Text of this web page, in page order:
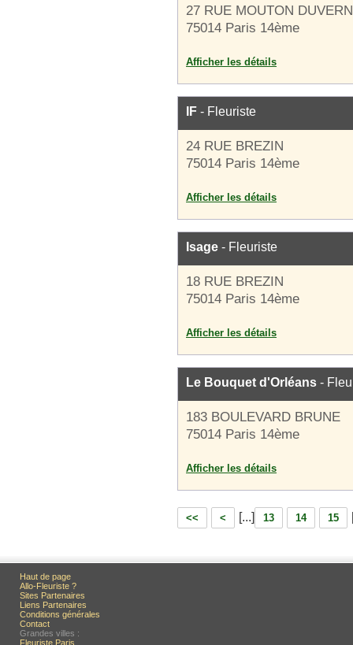
27 RUE MOUTON
75014 Paris 14ème
Afficher les détails
IF - Fleuriste
24 RUE BREZIN
75014 Paris 14ème
Afficher les détails
Isage - Fleuriste
18 RUE BREZIN
75014 Paris 14ème
Afficher les détails
Le Bouquet d'Orléans -
183 BOULEVARD BRUNE
75014 Paris 14ème
Afficher les détails
<< < [...] 13 14 15
Haut de page
Allo-Fleuriste ?
Sites Partenaires
Liens Partenaires
Conditions générales
Contact
Grandes villes :
Fleuriste Paris